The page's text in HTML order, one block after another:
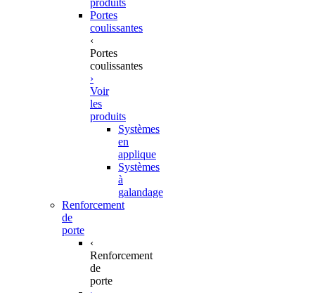
Portes
coulissantes
‹
Portes
coulissantes
›
Voir
les
produits
Systèmes
en
applique
Systèmes
à
galandage
Renforcement
de
porte
‹
Renforcement
de
porte